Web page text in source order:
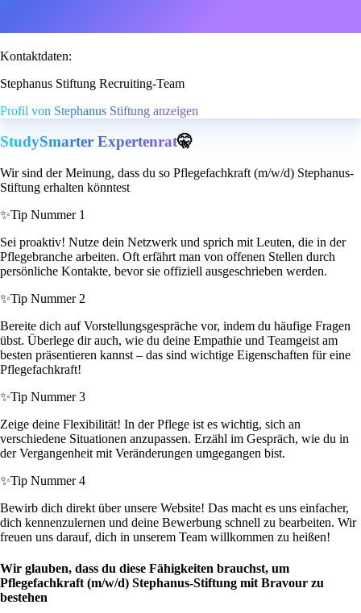
Kontaktdaten:
Stephanus Stiftung Recruiting-Team
Profil von Stephanus Stiftung anzeigen
StudySmarter Expertenrat🤫
Wir sind der Meinung, dass du so Pflegefachkraft (m/w/d) Stephanus-
Stiftung erhalten könntest
✨Tip Nummer 1
Sei proaktiv! Nutze dein Netzwerk und sprich mit Leuten, die in der
Pflegebranche arbeiten. Oft erfährt man von offenen Stellen durch
persönliche Kontakte, bevor sie offiziell ausgeschrieben werden.
✨Tip Nummer 2
Bereite dich auf Vorstellungsgespräche vor, indem du häufige Fragen
übst. Überlege dir auch, wie du deine Empathie und Teamgeist am
besten präsentieren kannst – das sind wichtige Eigenschaften für eine
Pflegefachkraft!
✨Tip Nummer 3
Zeige deine Flexibilität! In der Pflege ist es wichtig, sich an
verschiedene Situationen anzupassen. Erzähl im Gespräch, wie du in
der Vergangenheit mit Veränderungen umgegangen bist.
✨Tip Nummer 4
Bewirb dich direkt über unsere Website! Das macht es uns einfacher,
dich kennenzulernen und deine Bewerbung schnell zu bearbeiten. Wir
freuen uns darauf, dich in unserem Team willkommen zu heißen!
Wir glauben, dass du diese Fähigkeiten brauchst, um
Pflegefachkraft (m/w/d) Stephanus-Stiftung mit Bravour zu
bestehen